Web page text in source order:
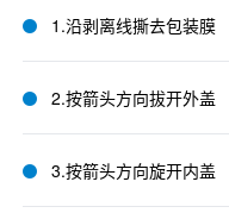
1.沿剥离线撕去包装膜
2.按箭头方向拔开外盖
3.按箭头方向旋开内盖